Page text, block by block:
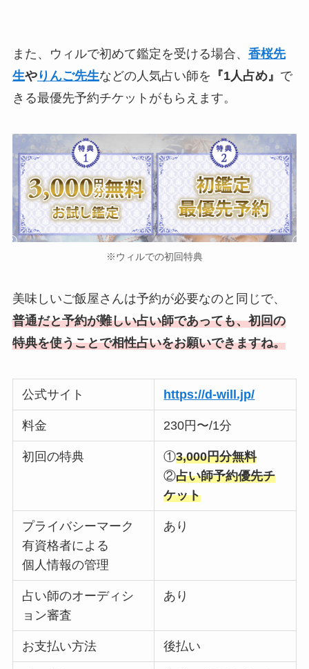
また、ウィルで初めて鑑定を受ける場合、 香桜先
生やりんご先生などの人気占い師を 『1人占め』 で
きる最優先予約チケットがもらえます。
※ウィルでの初回特典
美味しいご飯屋さんは予約が必要なのと同じで、
普通だと予約が難しい占い師であっても、初回の
特典を使うことで相性占いをお願いできますね。
公式サイト https://d-will.jp/
料金 230円〜/1分
初回の特典 ①3,000円分無料
②占い師予約優先チ
ケット
プライバシーマーク
有資格者による
個人情報の管理
あり
占い師のオーディシ
ョン審査
あり
お支払い方法 後払い